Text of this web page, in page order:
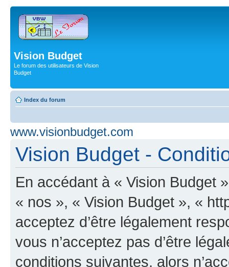
Vision Budget
Le forum des utilisateurs de Vision
Budget
Index du forum
www.visionbudget.com
Vision Budget -
En accédant à « Vision Budget
« nos », « Vision Budget », «
acceptez d’être légalement
vous n’acceptez pas d’être
conditions suivantes, alors